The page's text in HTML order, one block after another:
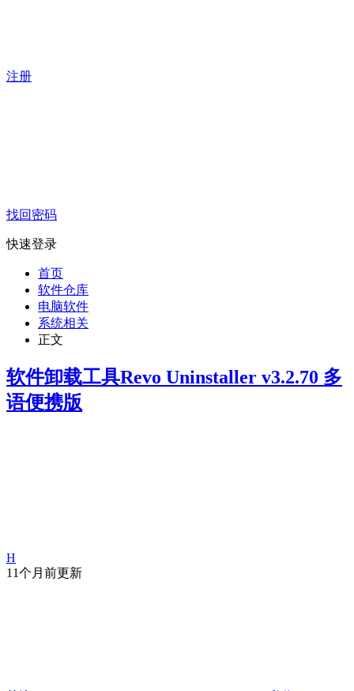
注册
找回密码
快速登录
首页
软件仓库
电脑软件
系统相关
正文
软件卸载工具Revo Uninstaller v3.2.70 多
语便携版
H
11个月前更新